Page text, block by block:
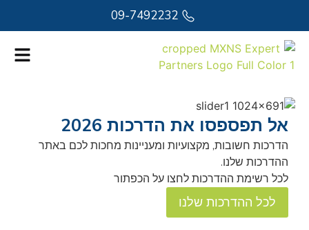
09-7492232
אל תפספסו את הדרכות 2026
הדרכות חשובות, מקצועיות ומעניינות מחכות לכם באתר
ההדרכות שלנו.
לכל רשימת ההדרכות לחצו על הכפתור
לכל ההדרכות שלנו